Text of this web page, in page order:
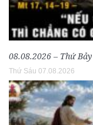
08.08.2026 – Thứ
Thứ Sáu 07.08.2026